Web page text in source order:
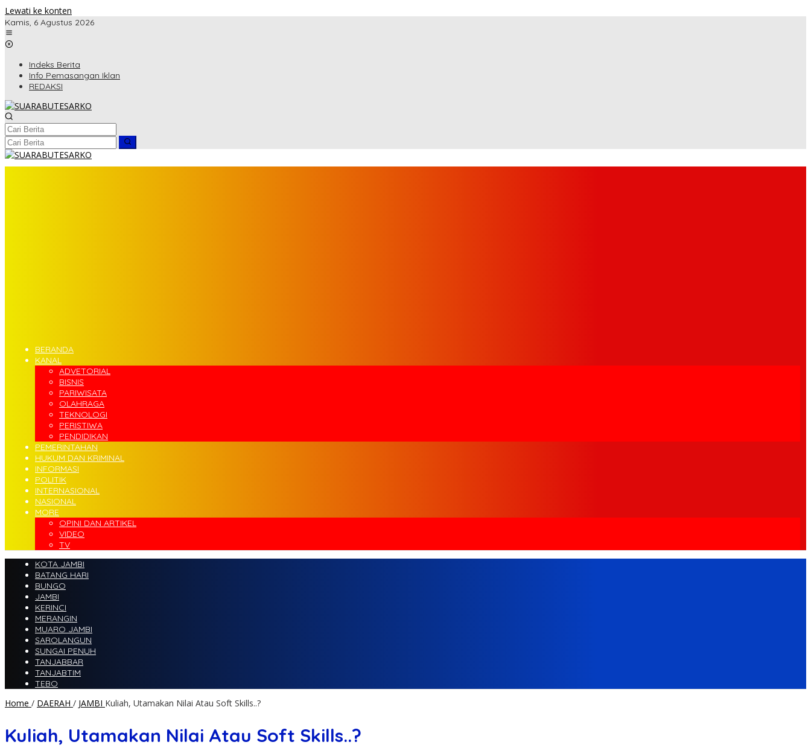
Lewati ke konten
Kamis, 6 Agustus 2026
Indeks Berita
Info Pemasangan Iklan
REDAKSI
BERANDA
KANAL
ADVETORIAL
BISNIS
PARIWISATA
OLAHRAGA
TEKNOLOGI
PERISTIWA
PENDIDIKAN
PEMERINTAHAN
HUKUM DAN KRIMINAL
INFORMASI
POLITIK
INTERNASIONAL
NASIONAL
MORE
OPINI DAN ARTIKEL
VIDEO
TV
KOTA JAMBI
BATANG HARI
BUNGO
JAMBI
KERINCI
MERANGIN
MUARO JAMBI
SAROLANGUN
SUNGAI PENUH
TANJABBAR
TANJABTIM
TEBO
Home / DAERAH / JAMBI Kuliah, Utamakan Nilai Atau Soft Skills..?
Kuliah, Utamakan Nilai Atau Soft Skills..?